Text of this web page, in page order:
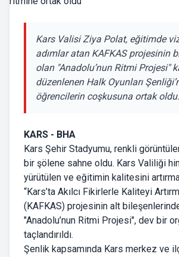
Kars Valisi Ziya Polat, eğitimde
adımlar atan KAFKAS projesinin
olan "Anadolu’nun Ritmi Projesi"
düzenlenen Halk Oyunları
öğrencilerin coşkusuna ortak oldu.
KARS - BHA
​Kars Şehir Stadyumu, renkli
bir şölene sahne oldu. Kars Valiliği
yürütülen ve eğitimin kalitesini
“Kars’ta Akılcı Fikirlerle Kaliteyi
(KAFKAS) projesinin alt
"Anadolu’nun Ritmi Projesi", dev bir
taçlandırıldı.
​Şenlik kapsamında Kars merkez ve